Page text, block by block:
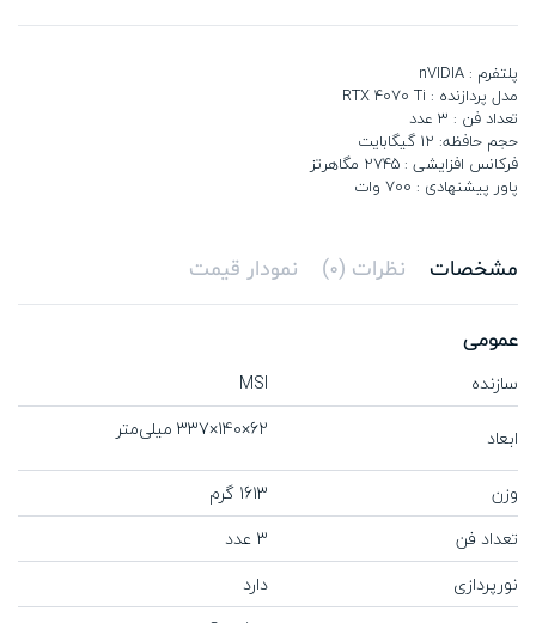
پلتفرم : nVIDIA
مدل پردازنده : RTX 4070 Ti
تعداد فن : 3 عدد
حجم حافظه: 12 گیگابایت
فرکانس افزایشی : 2745 مگاهرتز
پاور پیشنهادی : 700 وات
مشخصات نظرات (0) نمودار قیمت
عمومی
سازنده
MSI
ابعاد
62×140×337 میلی‌متر
وزن
1613 گرم
تعداد فن
3 عدد
نورپردازی
دارد